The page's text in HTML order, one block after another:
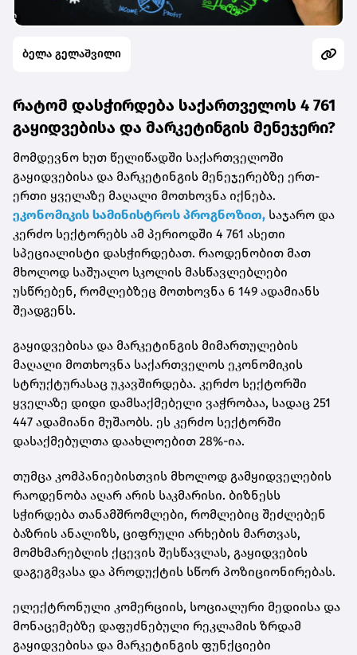
ბელა გელაშვილი
რატომ დასჭირდება საქართველოს 4 761
გაყიდვებისა და მარკეტინგის მენეჯერი?
მომდევნო ხუთ წელიწადში საქართველოში
გაყიდვებისა და მარკეტინგის მენეჯერებზე ერთ-
ერთი ყველაზე მაღალი მოთხოვნა იქნება.
ეკონომიკის სამინისტროს პროგნოზით, საჯარო და
კერძო სექტორებს ამ პერიოდში 4 761 ასეთი
სპეციალისტი დასჭირდებათ. რაოდენობით მათ
მხოლოდ საშუალო სკოლის მასწავლებლები
უსწრებენ, რომლებზეც მოთხოვნა 6 149 ადამიანს
შეადგენს.
გაყიდვებისა და მარკეტინგის მიმართულების
მაღალი მოთხოვნა საქართველოს ეკონომიკის
სტრუქტურასაც უკავშირდება. კერძო სექტორში
ყველაზე დიდი დამსაქმებელი ვაჭრობაა, სადაც 251
447 ადამიანი მუშაობს. ეს კერძო სექტორში
დასაქმებულთა დაახლოებით 28%-ია.
თუმცა კომპანიებისთვის მხოლოდ გამყიდველების
რაოდენობა აღარ არის საკმარისი. ბიზნესს
სჭირდება თანამშრომლები, რომლებიც შეძლებენ
ბაზრის ანალიზს, ციფრული არხების მართვას,
მომხმარებლის ქცევის შესწავლას, გაყიდვების
დაგეგმვასა და პროდუქტის სწორ პოზიციონირებას.
ელექტრონული კომერციის, სოციალური მედიისა და
მონაცემებზე დაფუძნებული რეკლამის ზრდამ
გაყიდვებისა და მარკეტინგის ფუნქციები